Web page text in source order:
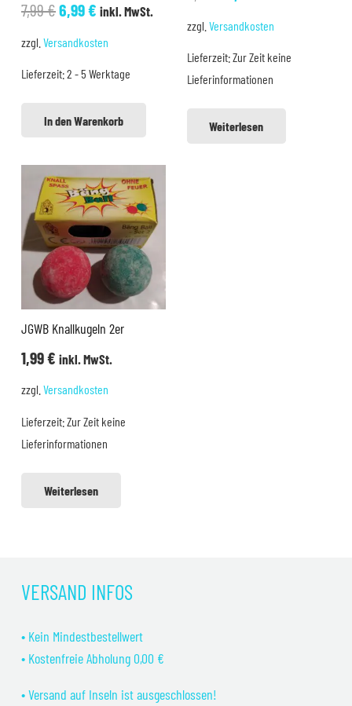
7,99€Ursprünglicher
7,99 €
6,99€Aktueller
6,99 €.
inkl. MwSt.
zzgl. Versandkosten
Lieferzeit:2 - 5 Werktage
In den Warenkorb
6,50 €5,99 €.
zzgl. Versandkosten
Lieferzeit:Zur Zeit keine
Lieferinformationen
Weiterlesen
JGWB Knallkugeln 2er
1,99€ inkl. MwSt.
zzgl. Versandkosten
Lieferzeit:Zur Zeit keine
Lieferinformationen
Weiterlesen
VERSAND INFOS
• Kein Mindestbestellwert
• Kostenfreie Abholung 0,00 €
• Versand auf Inseln ist ausgeschlossen!